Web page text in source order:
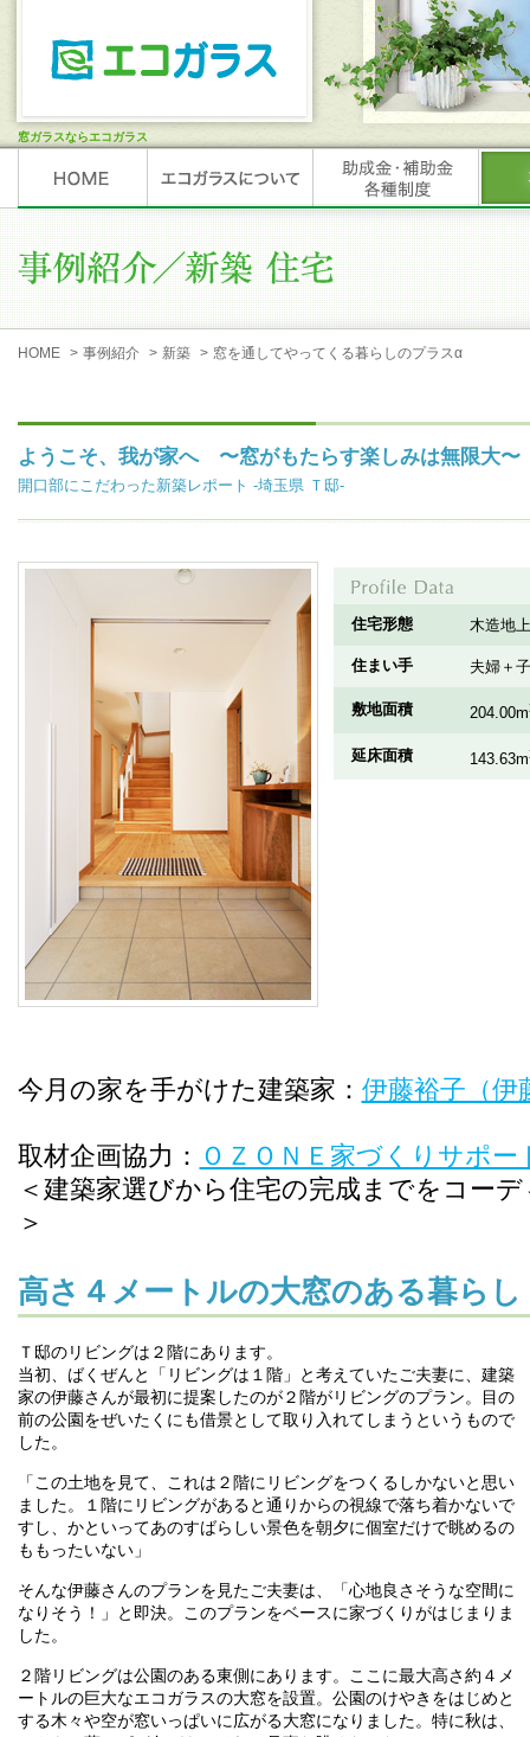
窓ガラスならエコガラス
HOME > 事例紹介 > 新築 > 窓を通してやってくる暮らしのプラスα
ようこそ、我が家へ 〜窓がもたらす楽しみは無限大〜
開口部にこだわった新築レポート -埼玉県 Ｔ邸-
住宅形態 木造地
住まい手 夫婦＋
敷地面積 204.00m
延床面積 143.63m
今月の家を手がけた建築家： 伊藤裕子（伊
取材企画協力： ＯＺＯＮＥ家づくりサポー
＜建築家選びから住宅の完成までをコー
＞
高さ４メートルの大窓のある暮らし
Ｔ邸のリビングは２階にあります。
当初、ばくぜんと「リビングは１階」と考えていたご夫妻に、建築
家の伊藤さんが最初に提案したのが２階がリビングのプラン。目の
前の公園をぜいたくにも借景として取り入れてしまうというもので
した。
「この土地を見て、これは２階にリビングをつくるしかないと思い
ました。１階にリビングがあると通りからの視線で落ち着かないで
すし、かといってあのすばらしい景色を朝夕に個室だけで眺めるの
ももったいない」
そんな伊藤さんのプランを見たご夫妻は、「心地良さそうな空間に
なりそう！」と即決。このプランをベースに家づくりがはじまりま
した。
２階リビングは公園のある東側にあります。ここに最大高さ約４メ
ートルの巨大なエコガラスの大窓を設置。公園のけやきをはじめと
する木々や空が窓いっぱいに広がる大窓になりました。特に秋は、